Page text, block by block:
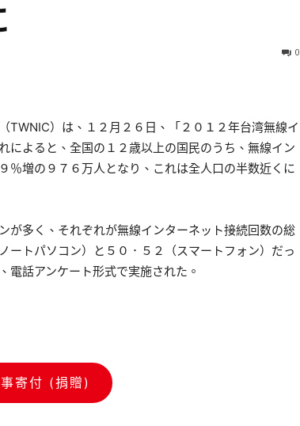
0
TWNIC）は、１２月２６日、「２０１２年台湾無線イ
によると、全国の１２歳以上の国民のうち、無線イン
％増の９７６万人となり、これは全人口の半数近くに
が多く、それぞれが無線インターネット接続回数の総
ートパソコン）と５０．５２（スマートフォン）だっ
電話アンケート形式で実施された。
寄付 (捐贈)